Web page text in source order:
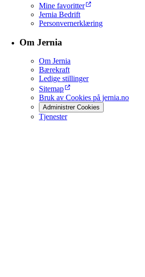
Mine favoritter
Jernia Bedrift
Personvernerklæring
Om Jernia
Om Jernia
Bærekraft
Ledige stillinger
Sitemap
Bruk av Cookies på jernia.no
Administrer Cookies
Tjenester